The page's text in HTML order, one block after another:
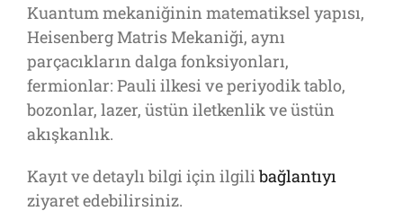
Kuantum mekaniğinin matematiksel yapısı,
Heisenberg Matris Mekaniği, aynı
parçacıkların dalga fonksiyonları,
fermionlar: Pauli ilkesi ve periyodik tablo,
bozonlar, lazer, üstün iletkenlik ve üstün
akışkanlık.
Kayıt ve detaylı bilgi için ilgili bağlantıyı
ziyaret edebilirsiniz.